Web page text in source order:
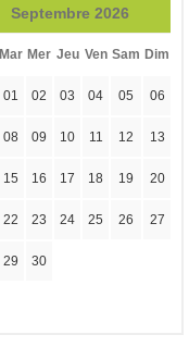
Septembre 2026
Mar Mer Jeu Ven Sam Dim
01 02 03 04 05 06
08 09 10 11 12 13
15 16 17 18 19 20
22 23 24 25 26 27
29 30